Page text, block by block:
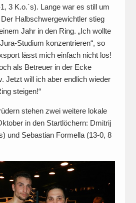
3 K.o.´s). Lange war es still um
Halbschwergewichtler stieg
Jahr in den Ring. „Ich wollte
Studium konzentrieren“, so
lässt mich einfach nicht los!
als Betreuer in der Ecke
Jetzt will ich aber endlich wieder
steigen!“
stehen zwei weitere lokale
in den Startlöchern: Dmitrij
und Sebastian Formella (13-0, 8